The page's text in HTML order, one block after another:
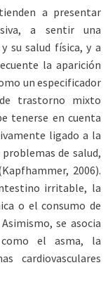
a presentar
a sentir una
su salud física, y a
la aparición
un especificador
trastorno mixto
tenerse en cuenta
ligado a la
de salud,
2006).
irritable, la
o el consumo de
se asocia
como el asma, la
cardiovasculares